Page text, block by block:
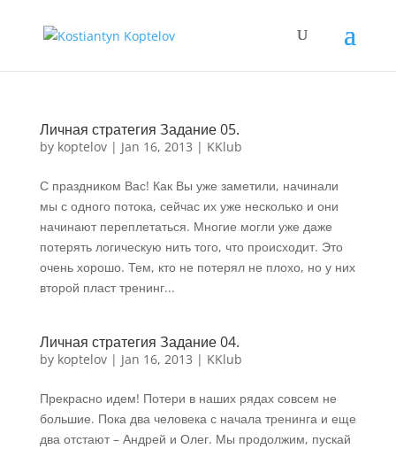
Личная стратегия Задание 05.
by koptelov| Jan 16, 2013 | KKlub
С праздником Вас! Как Вы уже заметили, начинали
мы с одного потока, сейчас их уже несколько и они
начинают переплетаться. Многие могли уже даже
потерять логическую нить того, что происходит. Это
очень хорошо. Тем, кто не потерял не плохо, но у них
второй пласт тренинг...
Личная стратегия Задание 04.
by koptelov| Jan 16, 2013 | KKlub
Прекрасно идем! Потери в наших рядах совсем не
большие. Пока два человека с начала тренинга и еще
два отстают – Андрей и Олег. Мы продолжим, пускай